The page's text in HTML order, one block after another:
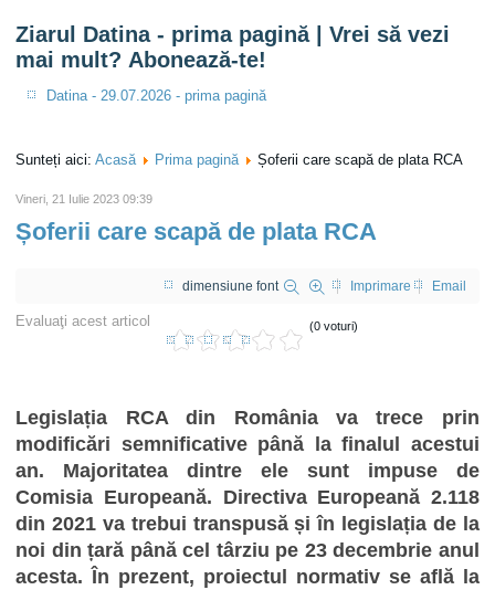
Ziarul Datina - prima pagină | Vrei să vezi
mai mult? Abonează-te!
Datina - 29.07.2026 - prima pagină
Sunteți aici:Acasă Prima pagină Șoferii care scapă de plata RCA
Vineri, 21 Iulie 2023 09:39
Șoferii care scapă de plata RCA
dimensiune font Imprimare Email
Evaluaţi acest articol (0 voturi)
Legislația RCA din România va trece prin
modificări semnificative până la finalul acestui
an. Majoritatea dintre ele sunt impuse de
Comisia Europeană. Directiva Europeană 2.118
din 2021 va trebui transpusă și în legislația de la
noi din țară până cel târziu pe 23 decembrie anul
acesta. În prezent, proiectul normativ se află la